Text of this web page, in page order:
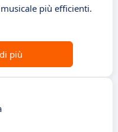
più efficienti.
più